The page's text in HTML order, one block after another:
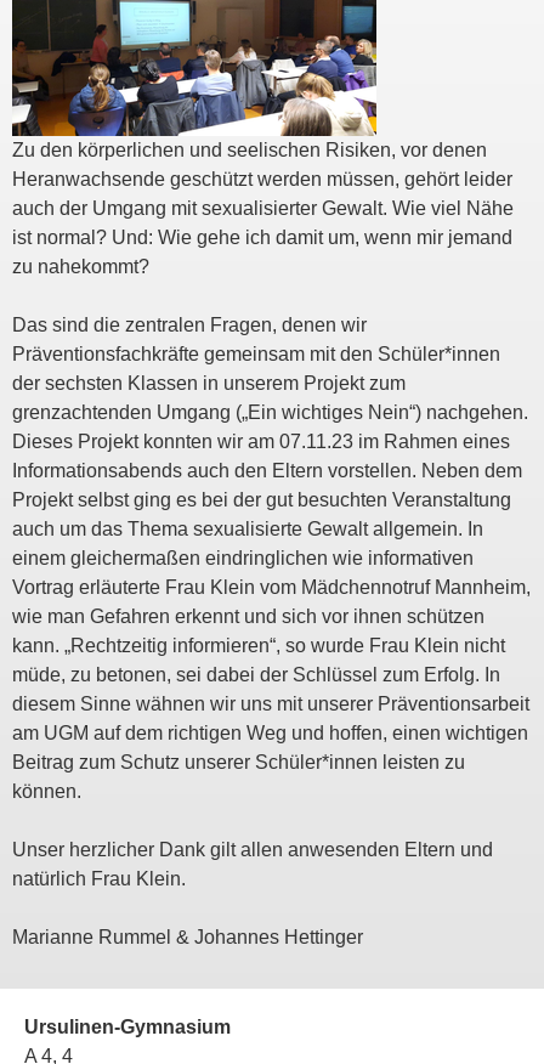
Zu den körperlichen und seelischen Risiken, vor denen
Heranwachsende geschützt werden müssen, gehört leider
auch der Umgang mit sexualisierter Gewalt. Wie viel Nähe
ist normal? Und: Wie gehe ich damit um, wenn mir jemand
zu nahekommt?
Das sind die zentralen Fragen, denen wir
Präventionsfachkräfte gemeinsam mit den Schüler*innen
der sechsten Klassen in unserem Projekt zum
grenzachtenden Umgang („Ein wichtiges Nein“) nachgehen.
Dieses Projekt konnten wir am 07.11.23 im Rahmen eines
Informationsabends auch den Eltern vorstellen. Neben dem
Projekt selbst ging es bei der gut besuchten Veranstaltung
auch um das Thema sexualisierte Gewalt allgemein. In
einem gleichermaßen eindringlichen wie informativen
Vortrag erläuterte Frau Klein vom Mädchennotruf Mannheim,
wie man Gefahren erkennt und sich vor ihnen schützen
kann. „Rechtzeitig informieren“, so wurde Frau Klein nicht
müde, zu betonen, sei dabei der Schlüssel zum Erfolg. In
diesem Sinne wähnen wir uns mit unserer Präventionsarbeit
am UGM auf dem richtigen Weg und hoffen, einen wichtigen
Beitrag zum Schutz unserer Schüler*innen leisten zu
können.
Unser herzlicher Dank gilt allen anwesenden Eltern und
natürlich Frau Klein.
Marianne Rummel & Johannes Hettinger
Ursulinen-Gymnasium
A 4, 4